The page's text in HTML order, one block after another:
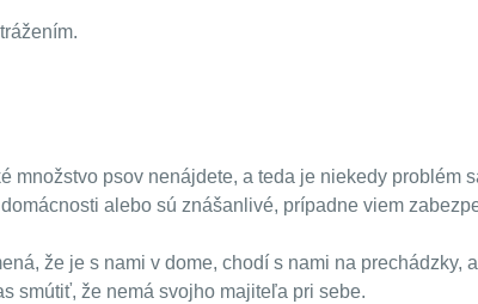
psov nenájdete, a teda je niekedy problém
alebo sú znášanlivé, prípadne viem
že je s nami v dome, chodí s nami na prechádzky,
smútiť, že nemá svojho majiteľa pri sebe.